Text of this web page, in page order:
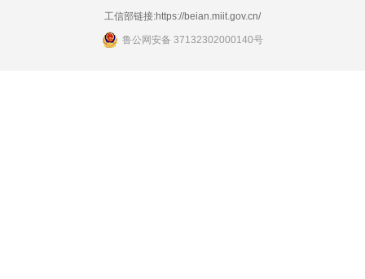
工信部链接:https://beian.miit.gov.cn/
鲁公网安备 37132302000140号